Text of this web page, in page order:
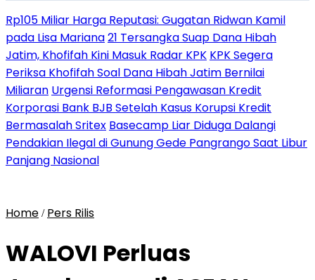
Rp105 Miliar Harga Reputasi: Gugatan Ridwan Kamil
pada Lisa Mariana21 Tersangka Suap Dana Hibah
Jatim, Khofifah Kini Masuk Radar KPK KPK Segera
Periksa Khofifah Soal Dana Hibah Jatim Bernilai
Miliaran Urgensi Reformasi Pengawasan Kredit
Korporasi Bank BJB Setelah Kasus Korupsi Kredit
Bermasalah Sritex Basecamp Liar Diduga Dalangi
Pendakian Ilegal di Gunung Gede Pangrango Saat Libur
Panjang Nasional
Home / Pers Rilis
WALOVI Perluas